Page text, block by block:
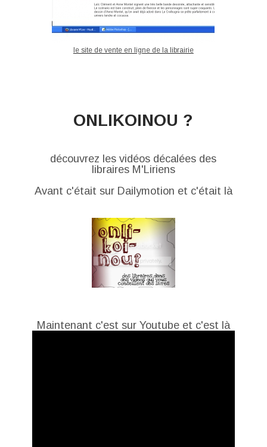
le site de vente en ligne de la librairie
ONLIKOINOU ?
découvrez les vidéos décalées des
libraires M'Liriens
Avant c'était sur Dailymotion et c'était là
Maintenant c'est sur Youtube et c'est là